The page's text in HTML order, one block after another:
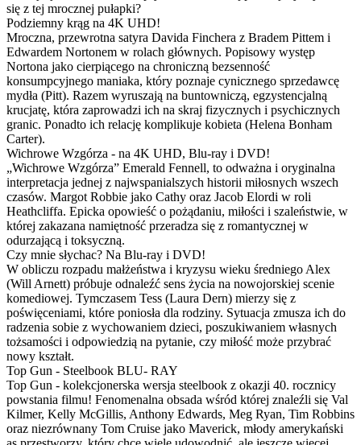
się z tej mrocznej pułapki?
Podziemny krąg na 4K UHD!
Mroczna, przewrotna satyra Davida Finchera z Bradem Pittem i
Edwardem Nortonem w rolach głównych. Popisowy występ
Nortona jako cierpiącego na chroniczną bezsenność
konsumpcyjnego maniaka, który poznaje cynicznego sprzedawcę
mydła (Pitt). Razem wyruszają na buntowniczą, egzystencjalną
krucjatę, która zaprowadzi ich na skraj fizycznych i psychicznych
granic. Ponadto ich relację komplikuje kobieta (Helena Bonham
Carter).
Wichrowe Wzgórza - na 4K UHD, Blu-ray i DVD!
„Wichrowe Wzgórza” Emerald Fennell, to odważna i oryginalna
interpretacja jednej z najwspanialszych historii miłosnych wszech
czasów. Margot Robbie jako Cathy oraz Jacob Elordi w roli
Heathcliffa. Epicka opowieść o pożądaniu, miłości i szaleństwie, w
której zakazana namiętność przeradza się z romantycznej w
odurzającą i toksyczną.
Czy mnie słychac? Na Blu-ray i DVD!
W obliczu rozpadu małżeństwa i kryzysu wieku średniego Alex
(Will Arnett) próbuje odnaleźć sens życia na nowojorskiej scenie
komediowej. Tymczasem Tess (Laura Dern) mierzy się z
poświęceniami, które poniosła dla rodziny. Sytuacja zmusza ich do
radzenia sobie z wychowaniem dzieci, poszukiwaniem własnych
tożsamości i odpowiedzią na pytanie, czy miłość może przybrać
nowy kształt.
Top Gun - Steelbook BLU- RAY
Top Gun - kolekcjonerska wersja steelbook z okazji 40. rocznicy
powstania filmu! Fenomenalna obsada wśród której znaleźli się Val
Kilmer, Kelly McGillis, Anthony Edwards, Meg Ryan, Tim Robbins
oraz niezrównany Tom Cruise jako Maverick, młody amerykański